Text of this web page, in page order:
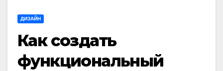
ДИЗАЙН
Как создать
функциональный